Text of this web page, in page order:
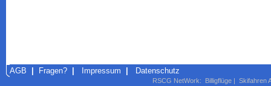
AGB Fragen? Impressum Datenschutz
RSCG NetWork: Billigflüge | Skifahren